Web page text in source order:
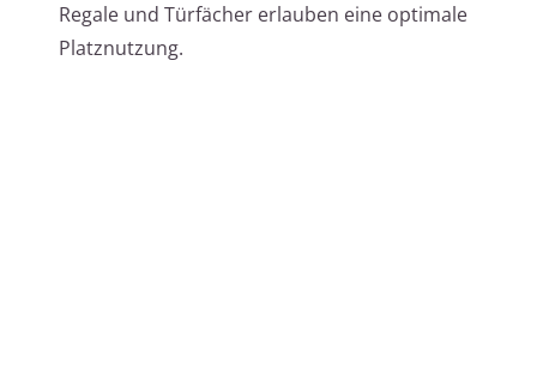
Regale und Türfächer erlauben eine optimale
Platznutzung.